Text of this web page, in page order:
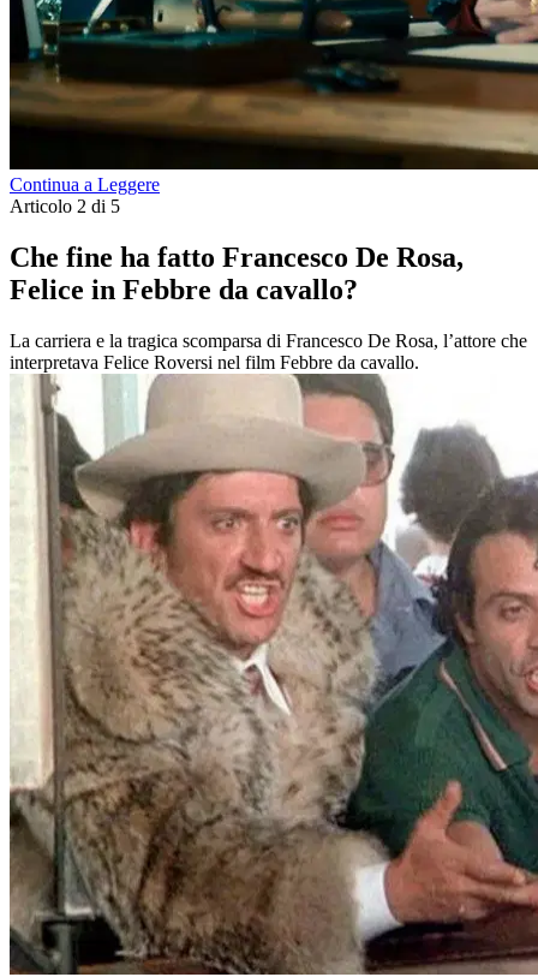
Continua a Leggere
Articolo 2 di 5
Che fine ha fatto Francesco De Rosa,
Felice in Febbre da cavallo?
La carriera e la tragica scomparsa di Francesco De Rosa, l’attore che
interpretava Felice Roversi nel film Febbre da cavallo.